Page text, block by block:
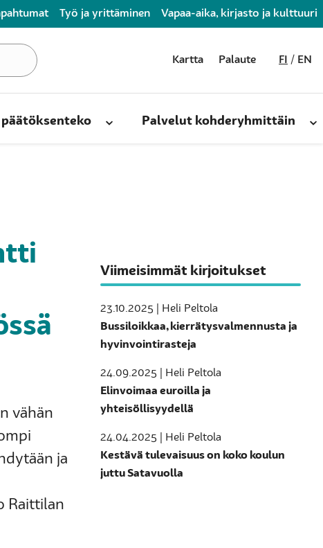
Työ ja yrittäminen Vapaa-aika, kirjasto ja kulttuuri
Kartta Palaute FI EN
päätöksenteko Palvelut kohderyhmittäin
vähän
ja
Raittilan
Viimeisimmät kirjoitukset
23.10.2025 | Heli Peltola
Bussiloikkaa, kierrätysvalmennusta ja
hyvinvointirasteja
24.09.2025 | Heli Peltola
Elinvoimaa euroilla ja
yhteisöllisyydellä
24.04.2025 | Heli Peltola
Kestävä tulevaisuus on koko koulun
juttu Satavuolla